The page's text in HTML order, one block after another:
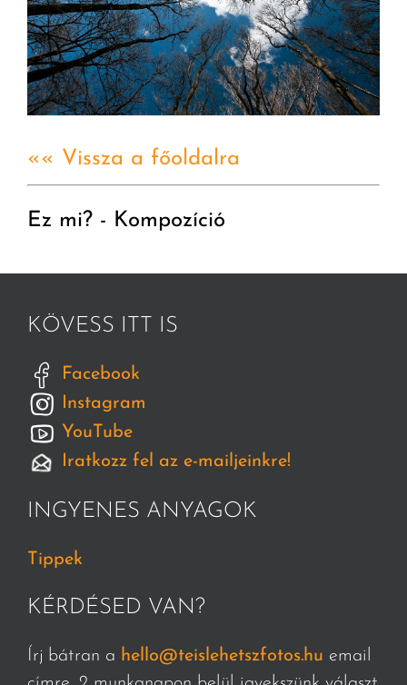
«« Vissza a főoldalra
Ez mi? - Kompozíció
KÖVESS ITT IS
Facebook
Instagram
YouTube
Iratkozz fel az e-mailjeinkre!
INGYENES ANYAGOK
Tippek
KÉRDÉSED VAN?
Írj bátran a hello@teislehetszfotos.hu email